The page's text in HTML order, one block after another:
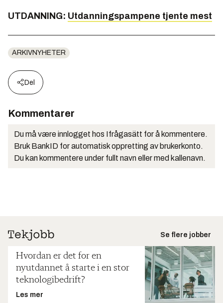
UTDANNING: Utdanningspampene tjente mest
ARKIVNYHETER
Del
Kommentarer
Du må være innlogget hos Ifrågasätt for å kommentere.
Bruk BankID for automatisk oppretting av brukerkonto.
Du kan kommentere under fullt navn eller med kallenavn.
Se flere jobber
Hvordan er det for en
nyutdannet å starte i en stor
teknologibedrift?
Les mer